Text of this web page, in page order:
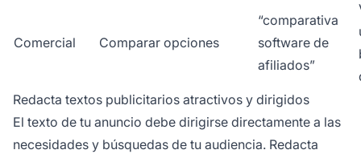
Comercial Comparar opciones
“comparativa
software de
afiliados”
Redacta textos publicitarios atractivos y dirigidos
El texto de tu anuncio debe dirigirse directamente a las
necesidades y búsquedas de tu audiencia. Redacta